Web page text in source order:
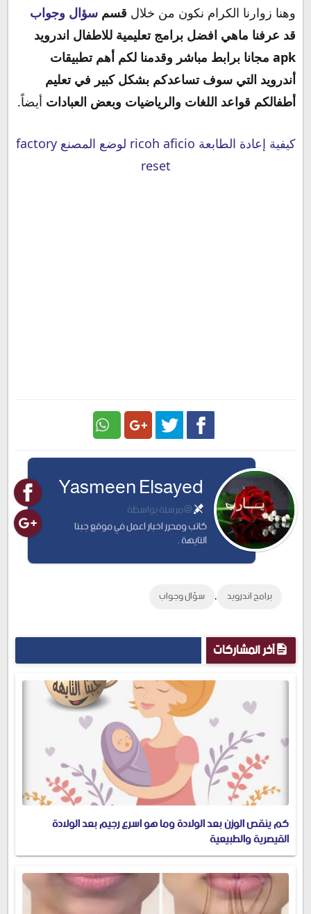
وهنا زوارنا الكرام نكون من خلال قسم سؤال وجواب
قد عرفنا ماهي افضل برامج تعليمية للاطفال اندرويد
apk مجانا برابط مباشر وقدمنا لكم أهم تطبيقات
أندرويد التي سوف تساعدكم بشكل كبير في تعليم
أطفالكم قواعد اللغات والرياضيات وبعض العبادات أيضاً.
كيفية إعادة الطابعة ricoh aficio لوضع المصنع factory
reset
Plus
Yasmeen Elsayed
@مرسلة بواسطة
كاتب ومحرر اخبار اعمل في موقع جبنا
التايهة .
برامج اندرويد , سؤال وجواب
آخر المشاركات
كم ينقص الوزن بعد الولادة وما هو اسرع رجيم بعد الولادة
القيصرية والطبيعية